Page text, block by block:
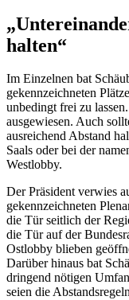
halten“
Im Einzelnen bat
gekennzeichneten
unbedingt frei zu
ausgewiesen. Auch
ausreichend Abstand
Saals oder bei der
Westlobby.
Der Präsident verwies
gekennzeichneten
die Tür seitlich der
die Tür auf der
Ostlobby blieben
Darüber hinaus bat
dringend nötigen
seien die